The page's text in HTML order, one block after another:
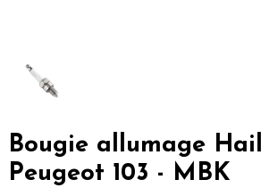
Bougie allumage
Peugeot 103 - MBK